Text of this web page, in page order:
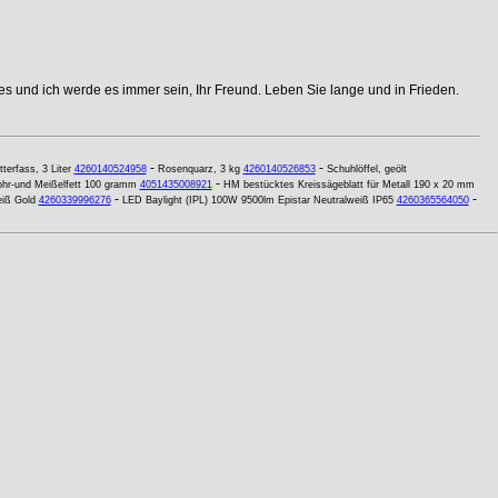
und ich werde es immer sein, Ihr Freund. Leben Sie lange und in Frieden.
3 Liter 4260140524958- Rosenquarz, 3 kg 4260140526853- Schuhlöffel, geölt
und Meißelfett 100 gramm 4051435008921- HM bestücktes Kreissägeblatt für Metall 190 x 20 mm
Gold 4260339996276- LED Baylight (IPL) 100W 9500lm Epistar Neutralweiß IP65 4260365564050-